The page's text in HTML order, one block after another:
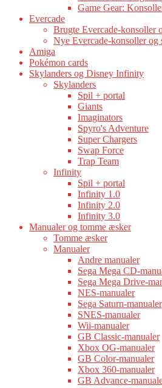
Game Gear:
Evercade
Brugte Evercade-konsoller
Nye Evercade-konsoller og
Amiga
Pokémon cards
Skylanders og Disney Infinity
Skylanders
Spil + portal
Giants
Imaginators
Spyro's Adventure
Super Chargers
Swap Force
Trap Team
Infinity
Spil + portal
Infinity 1.0
Infinity 2.0
Infinity 3.0
Manualer og tomme æsker
Tomme æsker
Manualer
Andre manualer
Sega Mega CD-
Sega Mega Drive-
NES-manualer
Sega Saturn-manualer
SNES-manualer
Wii-manualer
GB Classic-manualer
Xbox OG-manualer
GB Color-manualer
Xbox 360-manualer
GB Advance-